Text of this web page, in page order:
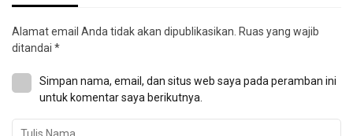
Alamat email Anda tidak akan dipublikasikan. Ruas yang wajib
ditandai *
Simpan nama, email, dan situs web saya pada peramban ini
untuk komentar saya berikutnya.